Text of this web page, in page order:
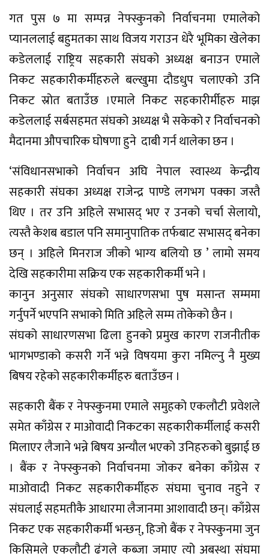
गत पुस ७ मा सम्पन्न नेफ्स्कुनको निर्वाचनमा एमालेको
प्यानललाई बहुमतका साथ विजय गराउन धेरै भूमिका खेलेका
कडेललाई राष्ट्रिय सहकारी संघको अध्यक्ष बनाउन एमाले
निकट सहकारीकर्मीहरुले बल्खुमा दौडधुप चलाएको उनि
निकट स्रोत बताउँछ ।एमाले निकट सहकारीर्मीहरु माझ
कडेललाई सर्बसहमत संघको अध्यक्ष भै सकेको र निर्वाचनको
मैदानमा औपचारिक घोषणा हुने दाबी गर्न थालेका छन ।
‘संविधानसभाको निर्वाचन अघि नेपाल स्वास्थ्य केन्द्रीय
सहकारी संघका अध्यक्ष राजेन्द्र पाण्डे लगभग पक्का जस्तै
थिए । तर उनि अहिले सभासद् भए र उनको चर्चा सेलायो,
त्यस्तै केशब बडाल पनि समानुपातिक तर्फबाट सभासद् बनेका
छन् । अहिले मिनराज जीको भाग्य बलियो छ ’ लामो समय
देखि सहकारीमा सक्रिय एक सहकारीकर्मी भने ।
कानुन अनुसार संघको साधारणसभा पुष मसान्त सम्ममा
गर्नुपर्ने भएपनि सभाको मिति अहिले सम्म तोकेको छैन ।
संघको साधारणसभा ढिला हुनको प्रमुख कारण राजनीतीक
भागभण्डाको कसरी गर्ने भन्ने विषयमा कुरा नमिल्नु नै मुख्य
बिषय रहेको सहकारीकर्मीहरु बताउँछन ।
सहकारी बैंक र नेफ्स्कुनमा एमाले समुहको एकलौटी प्रवेशले
समेत काँग्रेस र माओवादी निकटका सहकारीकर्मीलाई कसरी
मिलाएर लैजाने भन्ने बिषय अन्यौल भएको उनिहरुको बुझाई छ
। बैंक र नेफ्स्कुनको निर्वाचनमा जोकर बनेका काँग्रेस र
माओवादी निकट सहकारीकर्मीहरु संघमा चुनाव नहुने र
संघलाई सहमतीकै आधारमा लैजानमा आशावादी छन्। काँग्रेस
निकट एक सहकारीकर्मी भन्छन्, हिजो बैंक र नेफ्स्कुनमा जुन
किसिमले एकलौटी ढंगले कब्जा जमाए त्यो अबस्था संघमा